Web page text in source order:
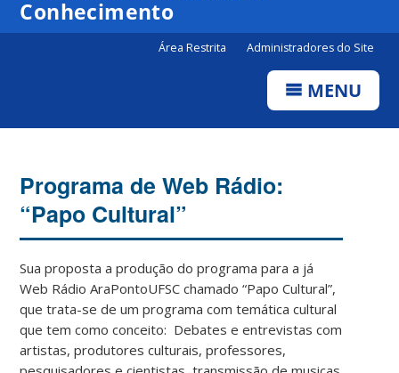
Conhecimento
Área Restrita Administradores do Site
MENU
Programa de Web Rádio:
“Papo Cultural”
Sua proposta a produção do programa para a já
Web Rádio AraPontoUFSC chamado “Papo Cultural”,
que trata-se de um programa com temática cultural
que tem como conceito: Debates e entrevistas com
artistas, produtores culturais, professores,